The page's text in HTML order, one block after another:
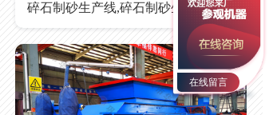
碎石制砂生产线,碎石制砂生产线价格
在线留言